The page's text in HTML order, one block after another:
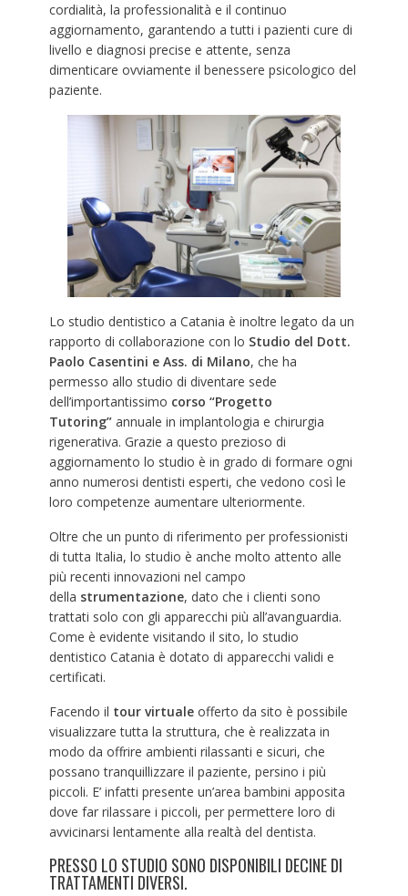
cordialità, la professionalità e il continuo
aggiornamento, garantendo a tutti i pazienti cure di
livello e diagnosi precise e attente, senza
dimenticare ovviamente il benessere psicologico del
paziente.
Lo studio dentistico a Catania è inoltre legato da un
rapporto di collaborazione con lo Studio del Dott.
Paolo Casentini e Ass. di Milano, che ha
permesso allo studio di diventare sede
dell’importantissimo corso “Progetto
Tutoring” annuale in implantologia e chirurgia
rigenerativa. Grazie a questo prezioso di
aggiornamento lo studio è in grado di formare ogni
anno numerosi dentisti esperti, che vedono così le
loro competenze aumentare ulteriormente.
Oltre che un punto di riferimento per professionisti
di tutta Italia, lo studio è anche molto attento alle
più recenti innovazioni nel campo
della strumentazione, dato che i clienti sono
trattati solo con gli apparecchi più all’avanguardia.
Come è evidente visitando il sito, lo studio
dentistico Catania è dotato di apparecchi validi e
certificati.
Facendo il tour virtuale offerto da sito è possibile
visualizzare tutta la struttura, che è realizzata in
modo da offrire ambienti rilassanti e sicuri, che
possano tranquillizzare il paziente, persino i più
piccoli. E’ infatti presente un’area bambini apposita
dove far rilassare i piccoli, per permettere loro di
avvicinarsi lentamente alla realtà del dentista.
PRESSO LO STUDIO SONO DISPONIBILI DECINE DI
TRATTAMENTI DIVERSI.